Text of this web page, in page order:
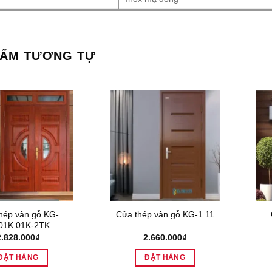
TƯƠNG TỰ
vân gỗ KG-
2TK
₫
HÀNG
Cửa thép vân gỗ KG-1.11
2.660.000₫
ĐẶT HÀNG